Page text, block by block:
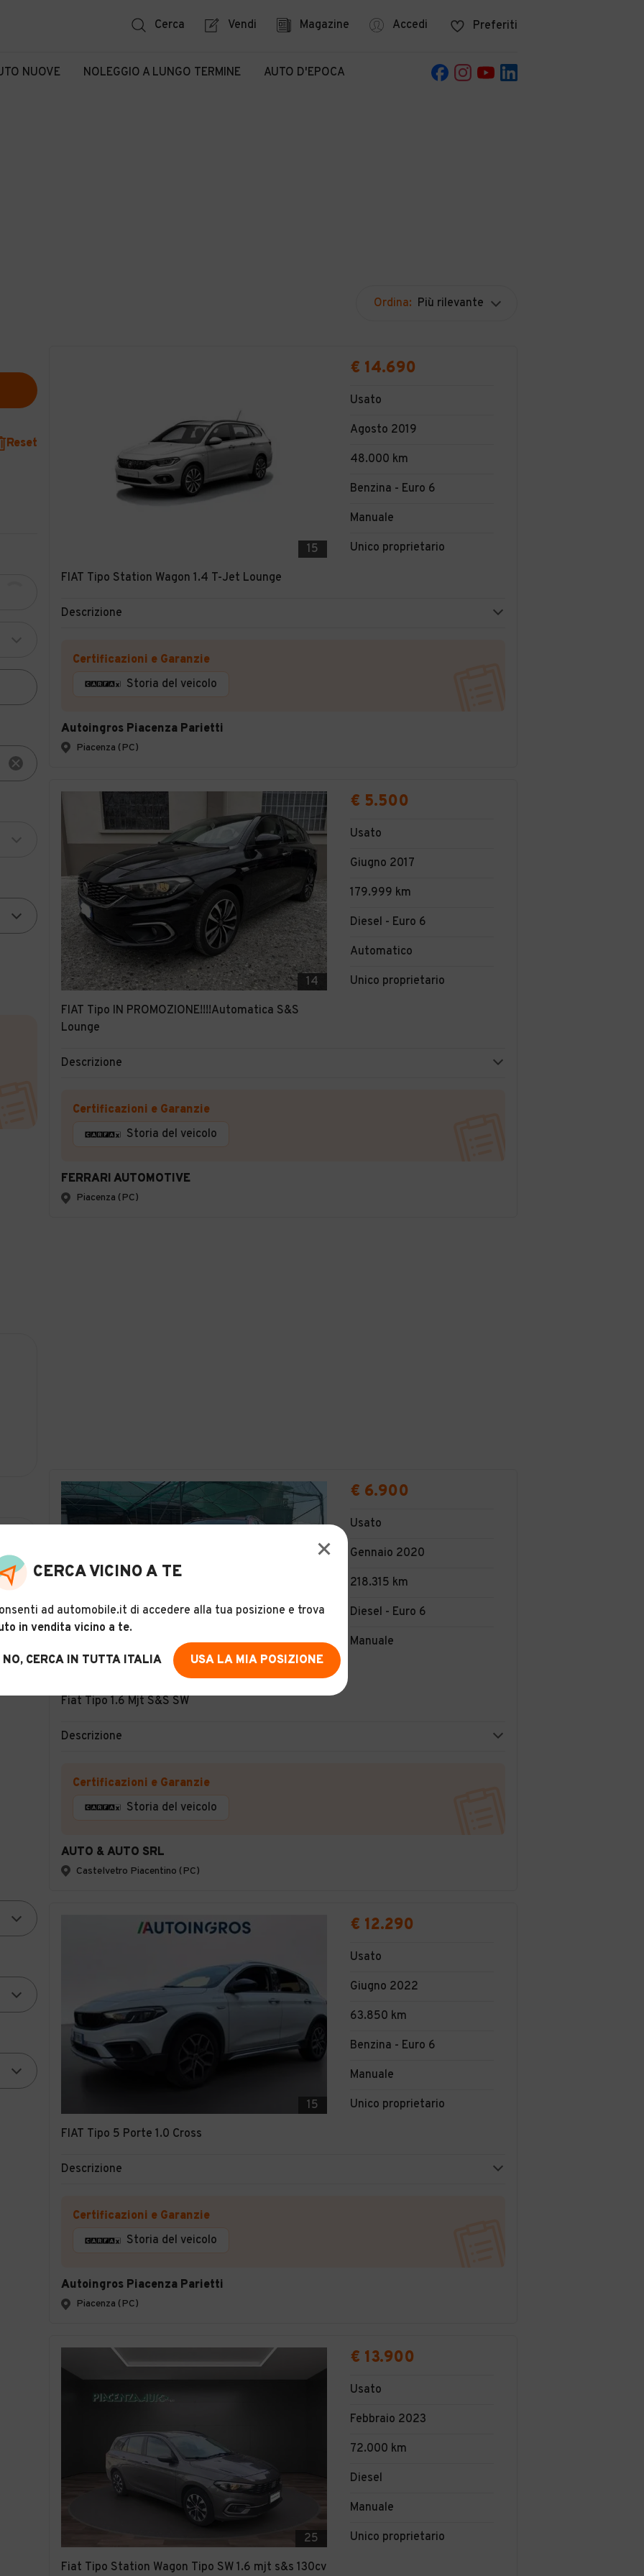
Cerca Vendi Magazine Accedi Preferiti
NUOVE NOLEGGIO A LUNGO TERMINE AUTO D'EPOCA
Ordina: Più rilevante
Reset
15
FIAT Tipo Station Wagon 1.4 T-Jet Lounge
€ 14.690
Usato
Agosto 2019
48.000 km
Benzina - Euro 6
Manuale
Unico proprietario
Descrizione
Certificazioni e Garanzie
Storia del veicolo
Autoingros Piacenza Parietti
Piacenza (PC)
14
FIAT Tipo IN PROMOZIONE!!!!Automatica S&S
Lounge
€ 5.500
Usato
Giugno 2017
179.999 km
Diesel - Euro 6
Automatico
Unico proprietario
Descrizione
Certificazioni e Garanzie
Storia del veicolo
FERRARI AUTOMOTIVE
Piacenza (PC)
Fiat Tipo 1.6 Mjt S&S SW
€ 6.900
Usato
Gennaio 2020
218.315 km
Diesel - Euro 6
Manuale
Descrizione
Certificazioni e Garanzie
Storia del veicolo
AUTO & AUTO SRL
Castelvetro Piacentino (PC)
15
FIAT Tipo 5 Porte 1.0 Cross
€ 12.290
Usato
Giugno 2022
63.850 km
Benzina - Euro 6
Manuale
Unico proprietario
Descrizione
Certificazioni e Garanzie
Storia del veicolo
Autoingros Piacenza Parietti
Piacenza (PC)
25
Fiat Tipo Station Wagon Tipo SW 1.6 mjt s&s 130cv
€ 13.900
Usato
Febbraio 2023
72.000 km
Diesel
Manuale
Unico proprietario
CERCA VICINO A TE
ad automobile.it di accedere alla tua posizione e trova
in vendita vicino a te.
NO, CERCA IN TUTTA ITALIA USA LA MIA POSIZIONE